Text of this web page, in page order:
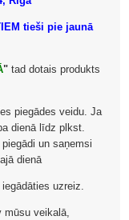
tieši pie jaunā
" tad dotais produkts
piegādes veidu. Ja
dienā līdz plkst.
un saņemsi
dienā
uzreiz.
mūsu veikalā,